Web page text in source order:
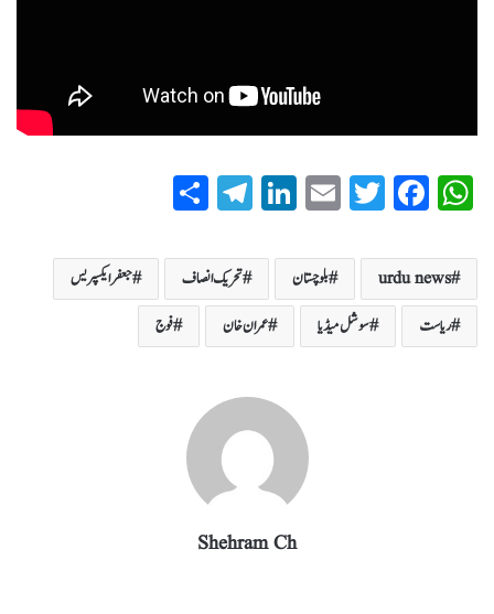
W
ts
A
pp
Fa
bo
ok
T
tte
r
E
ail
Li
ed
In
T
eg
ra
m
re urdu news بلوچستان تحریک انصاف
جعفر ایکسپریس
ریاست
سوشل میڈیا عمران خان فوج
Shehram Ch